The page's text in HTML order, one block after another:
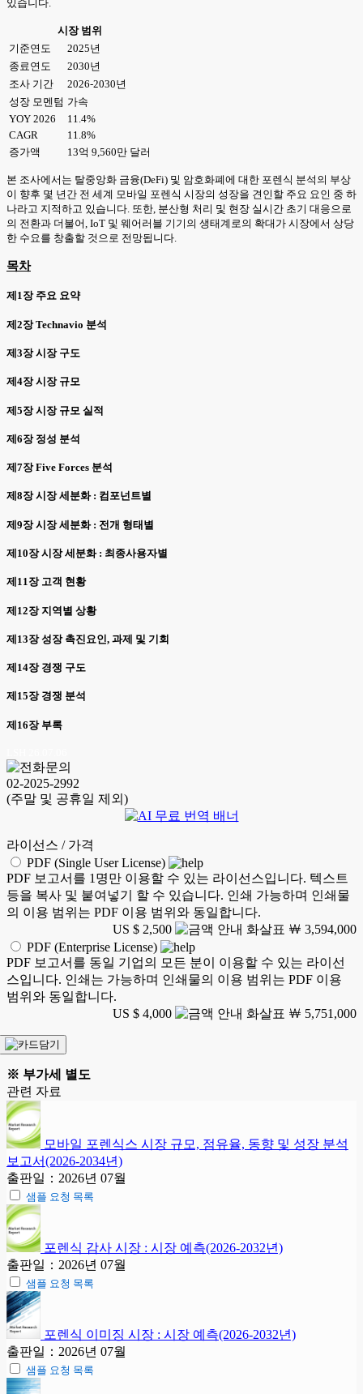
있습니다.
시장 범위
기준연도
2025년
종료연도
2030년
조사 기간
2026-2030년
성장 모멘텀 가속
YOY 2026
11.4%
CAGR
11.8%
증가액
13억 9,560만 달러
본 조사에서는 탈중앙화 금융(DeFi) 및 암호화폐에 대한 포렌식 분석의 부상
이 향후 몇 년간 전 세계 모바일 포렌식 시장의 성장을 견인할 주요 요인 중 하
나라고 지적하고 있습니다. 또한, 분산형 처리 및 현장 실시간 초기 대응으로
의 전환과 더불어, IoT 및 웨어러블 기기의 생태계로의 확대가 시장에서 상당
한 수요를 창출할 것으로 전망됩니다.
목차
제1장 주요 요약
제2장 Technavio 분석
제3장 시장 구도
제4장 시장 규모
제5장 시장 규모 실적
제6장 정성 분석
제7장 Five Forces 분석
제8장 시장 세분화 : 컴포넌트별
제9장 시장 세분화 : 전개 형태별
제10장 시장 세분화 : 최종사용자별
제11장 고객 현황
제12장 지역별 상황
제13장 성장 촉진요인, 과제 및 기회
제14장 경쟁 구도
제15장 경쟁 분석
제16장 부록
02-2025-2992
(주말 및 공휴일 제외)
라이선스 / 가격
PDF (Single User License)
PDF 보고서를 1명만 이용할 수 있는 라이선스입니다. 텍스트
등을 복사 및 붙여넣기 할 수 있습니다. 인쇄 가능하며 인쇄물
의 이용 범위는 PDF 이용 범위와 동일합니다.
US $ 2,500
￦ 3,594,000
PDF (Enterprise License)
PDF 보고서를 동일 기업의 모든 분이 이용할 수 있는 라이선
스입니다. 인쇄는 가능하며 인쇄물의 이용 범위는 PDF 이용
범위와 동일합니다.
US $ 4,000
￦ 5,751,000
※ 부가세 별도
관련 자료
모바일 포렌식스 시장 규모, 점유율, 동향 및 성장 분석
보고서(2026-2034년)
출판일：2026년 07월
샘플 요청 목록
포렌식 감사 시장 : 시장 예측(2026-2032년)
출판일：2026년 07월
샘플 요청 목록
포렌식 이미징 시장 : 시장 예측(2026-2032년)
출판일：2026년 07월
샘플 요청 목록